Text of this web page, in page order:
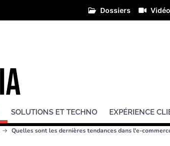
Dossiers
SOLUTIONS ET TECHNO EXPÉRIENCE
Quelles sont les dernières tendances dans l'e-